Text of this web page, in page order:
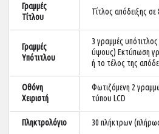
Γραμμές
Τίτλου
Τίτλος απόδειξης
Γραμμές
Υπότιτλου
3 γραμμές
ύψους) Εκτύπωση
ή το τέλος της
Οθόνη
Χειριστή
Φωτιζόμενη 2
τύπου LCD
Πληκτρολόγιο 30 πλήκτρων